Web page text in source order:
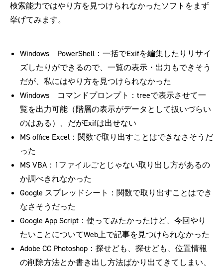
検索能力ではやり方を見つけられなかったソフトをまず
挙げてみます。
Windows PowerShell：一括でExifを編集したりリサイ
ズしたりができるので、一覧の表示・出力もできそう
だが、私にはやり方を見つけられなかった
Windows コマンドプロンプト：treeで表示させて一
覧を出力可能（階層の表示がデータとして扱いづらい
のはある）、だがExifは出せない
MS office Excel：関数で取り出すことはできなさそうだ
った
MS VBA：1ファイルごとじゃない取り出し方があるの
か調べきれなかった
Google スプレッドシート：関数で取り出すことはでき
なさそうだった
Google App Script：使ってみたかったけど、今回やり
たいことについてWeb上で記事を見つけられなかった
Adobe CC Photoshop：探せども、探せども、位置情報
の削除方法とか書き出し方法ばかり出てきてしまい、